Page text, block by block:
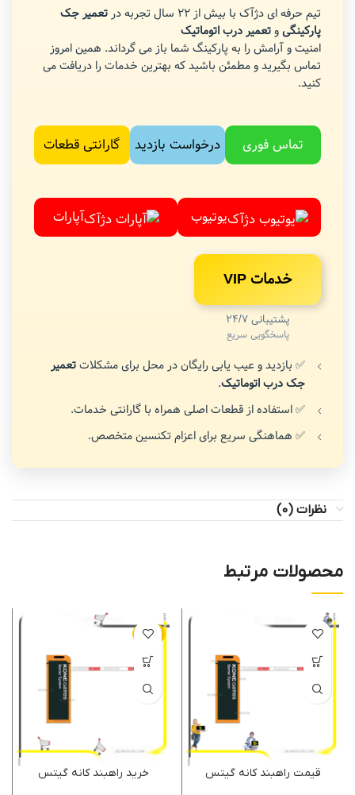
تیم حرفه ای دژآک با بیش از 22 سال تجربه در
تعمیر جک
پارکینگیو تعمیر درب اتوماتیک
امنیت و آرامش را به پارکینگ شما باز می گرداند. همین امروز
تماس بگیرید و مطمئن باشید که بهترین خدمات را دریافت می
کنید.
تماس فوری درخواست بازدید گارانتی قطعات
یوتیوب آپارات
خدمات VIP
پشتیبانی 24/7
پاسخگویی سریع
✅ بازدید و عیب یابی رایگان در محل برای مشکلاتتعمیر
جک درب اتوماتیک.
✅ استفاده از قطعات اصلی همراه با گارانتی خدمات.
✅ هماهنگی سریع برای اعزام تکنسین متخصص.
نظرات (0)
محصولات مرتبط
قیمت راهبند کانه گیتس
-50%
خرید راهبند کانه گیتس